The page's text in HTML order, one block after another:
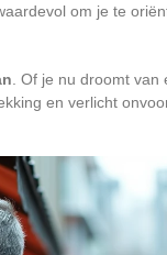
om je te
. Of je nu droomt van
en verlicht